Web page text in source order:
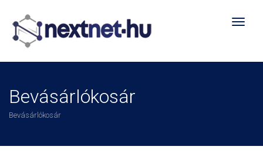
Váltás
Bevásárlókosár
Bevásárlókosár